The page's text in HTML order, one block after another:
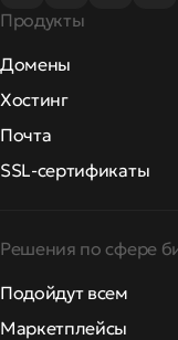
Продукты
Домены
Хостинг
Почта
SSL-сертификаты
Решения по сфере
Подойдут всем
Маркетплейсы